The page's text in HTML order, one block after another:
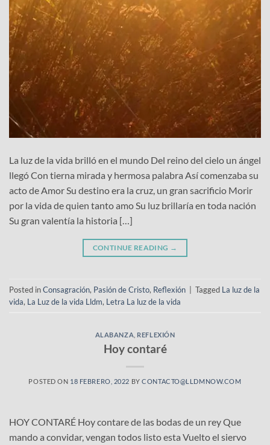
La luz de la vida brilló en el mundo Del reino del cielo un ángel
llegó Con tierna mirada y hermosa palabra Así comenzaba su
acto de Amor Su destino era la cruz, un gran sacrificio Morir
por la vida de quien tanto amo Su luz brillaría en toda nación
Su gran valentía la historia […]
CONTINUE READING →
Posted inConsagración, Pasión de Cristo, Reflexión Tagged La luz de la
vida, La Luz de la vida Lldm, Letra La luz de la vida
ALABANZA REFLEXIÓN
Hoy contaré
POSTED ON 18 FEBRERO, 2022 BYCONTACTO@LLDMNOW.COM
HOY CONTARÉ Hoy contare de las bodas de un rey Que
mando a convidar, vengan todos listo esta Vuelto el siervo